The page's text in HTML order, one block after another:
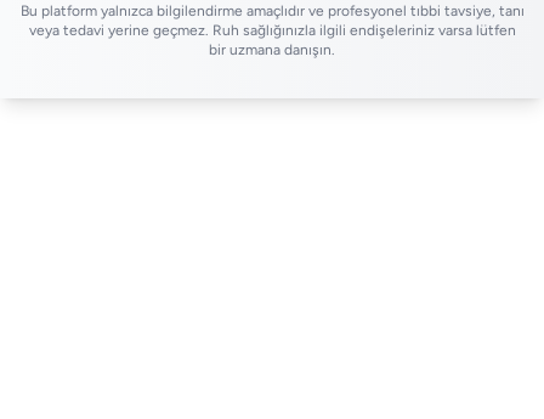
Bu platform yalnızca bilgilendirme amaçlıdır ve profesyonel tıbbi tavsiye, tanı
veya tedavi yerine geçmez. Ruh sağlığınızla ilgili endişeleriniz varsa lütfen
bir uzmana danışın.